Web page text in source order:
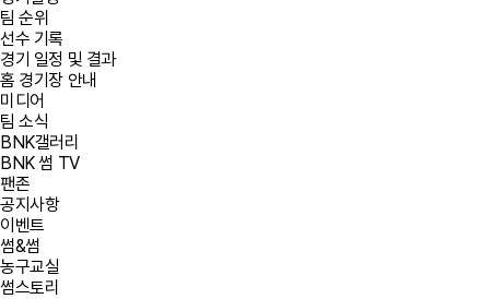
팀 순위
선수 기록
경기 일정 및 결과
홈 경기장 안내
미디어
팀 소식
BNK갤러리
BNK 썸 TV
팬존
공지사항
이벤트
썸&썸
농구교실
썸스토리